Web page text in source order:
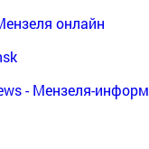
онлайн
- Мензеля-информ